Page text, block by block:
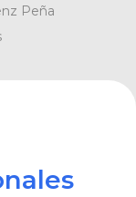
Peña